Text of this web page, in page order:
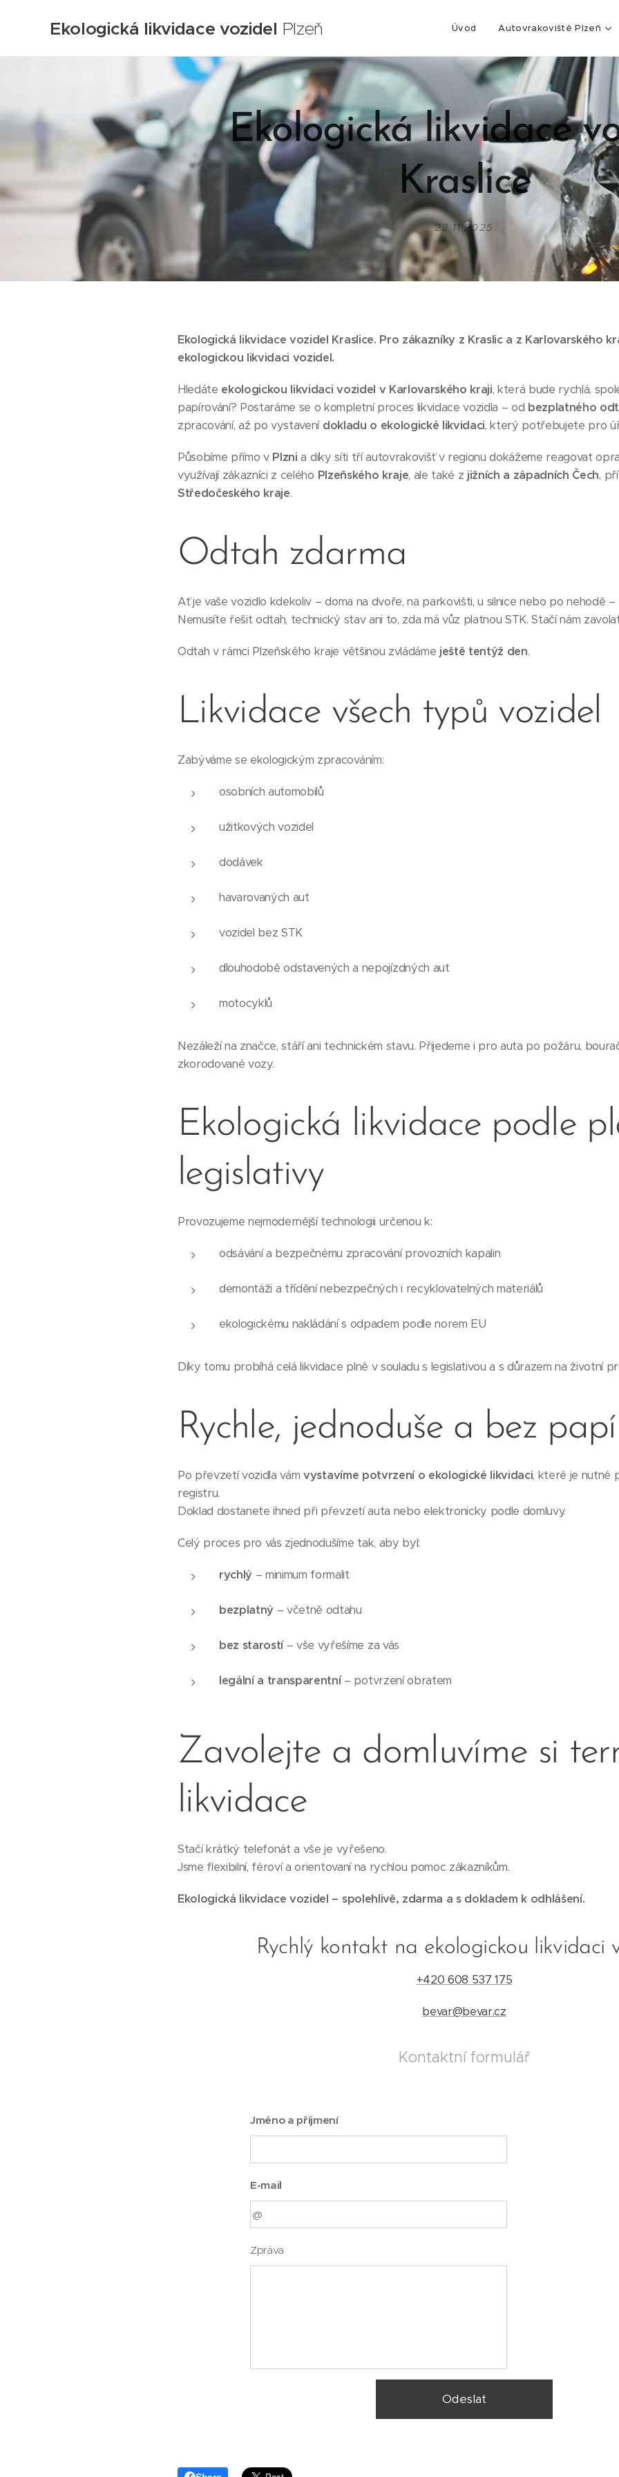
Ekologická likvidace vozidel Plzeň Úvod Autovrakoviště Plzeň
Ekologická likvidace
Kraslice
22.11.2025
Ekologická likvidace vozidel Kraslice. Pro zákazníky z Kraslic a z Karlovarského
ekologickou likvidaci vozidel.
Hledáte ekologickou likvidaci vozidel v Karlovarského kraji, která bude rychlá,
papírování? Postaráme se o kompletní proces likvidace vozidla – od bezplatného
zpracování, až po vystavení dokladu o ekologické likvidaci, který potřebujete pro
Působíme přímo v Plzni a díky síti tří autovrakovišť v regionu dokážeme reagovat
využívají zákazníci z celého Plzeňského kraje, ale také z jižních a západních Čech,
Středočeského kraje.
Odtah zdarma
Ať je vaše vozidlo kdekoliv – doma na dvoře, na parkovišti, u silnice nebo po nehodě –
Nemusíte řešit odtah, technický stav ani to, zda má vůz platnou STK. Stačí nám
Odtah v rámci Plzeňského kraje většinou zvládáme ještě tentýž den.
Likvidace všech typů vozidel
Zabýváme se ekologickým zpracováním:
osobních automobilů
užitkových vozidel
dodávek
havarovaných aut
vozidel bez STK
dlouhodobě odstavených a nepojízdných aut
motocyklů
Nezáleží na značce, stáří ani technickém stavu. Přijedeme i pro auta po požáru,
zkorodované vozy.
Ekologická likvidace podle
legislativy
Provozujeme nejmodernější technologii určenou k:
odsávání a bezpečnému zpracování provozních kapalin
demontáži a třídění nebezpečných i recyklovatelných materiálů
ekologickému nakládání s odpadem podle norem EU
Díky tomu probíhá celá likvidace plně v souladu s legislativou a s důrazem na životní
Rychle, jednoduše a bez
Po převzetí vozidla vámvystavíme potvrzení o ekologické likvidaci, které je nutné
registru.
Doklad dostanete ihned při převzetí auta nebo elektronicky podle domluvy.
Celý proces pro vás zjednodušíme tak, aby byl:
rychlý – minimum formalit
bezplatný – včetně odtahu
bez starostí– vše vyřešíme za vás
legální a transparentní– potvrzení obratem
Zavolejte a domluvíme si
likvidace
Stačí krátký telefonát a vše je vyřešeno.
Jsme flexibilní, féroví a orientovaní na rychlou pomoc zákazníkům.
Ekologická likvidace vozidel – spolehlivě, zdarma a s dokladem k odhlášení.
Rychlý kontakt na ekologickou likvidaci
+420 608 537 175
bevar@bevar.cz
Kontaktní formulář
Jméno a příjmení
E-mail
Zpráva
Odeslat